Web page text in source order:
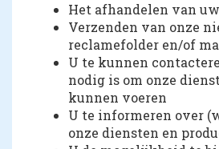
Het afhandelen van
Verzenden van onze
reclamefolder en/of
U te kunnen
nodig is om onze
kunnen voeren
U te informeren over
onze diensten en